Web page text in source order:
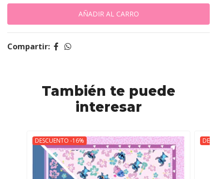
Compartir:
También te puede
interesar
DESCUENTO -16%